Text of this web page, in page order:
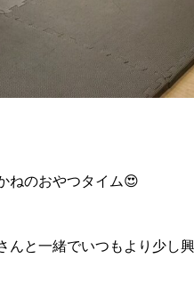
ねのおやつタイム😍
んと一緒でいつもより少し